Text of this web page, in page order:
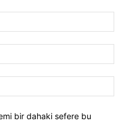
bir dahaki sefere bu